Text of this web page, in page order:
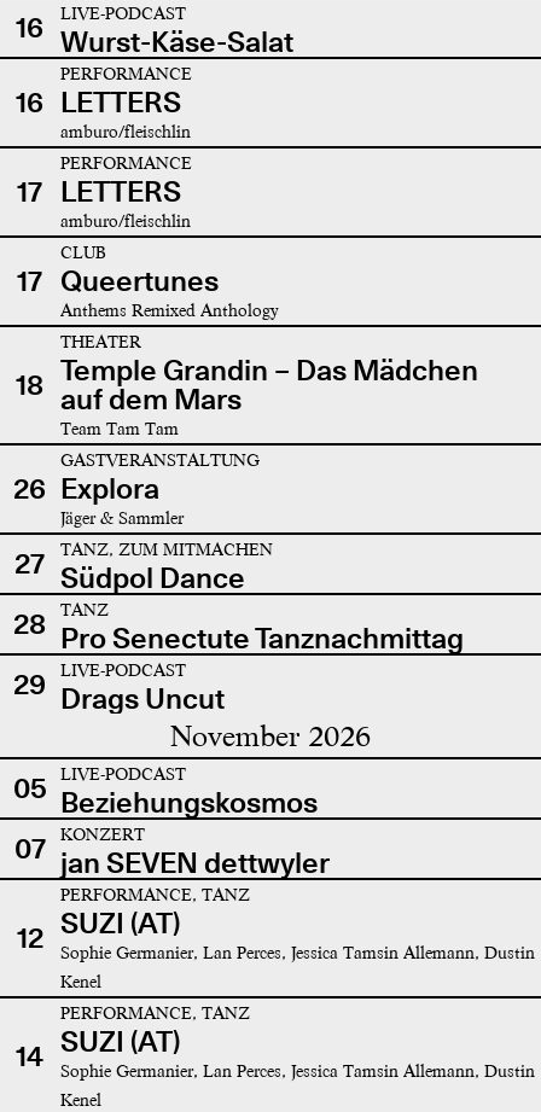
16 LIVE-PODCAST
Wurst-Käse-Salat
16
PERFORMANCE
LETTERS
amburo/fleischlin
17
PERFORMANCE
LETTERS
amburo/fleischlin
17
CLUB
Queertunes
Anthems Remixed Anthology
18
THEATER
Temple Grandin – Das Mädchen
auf dem Mars
Team Tam Tam
26
GASTVERANSTALTUNG
Explora
Jäger & Sammler
27 TANZ, ZUM MITMACHEN
Südpol Dance
28
TANZ
Pro Senectute Tanznachmittag
29
LIVE-PODCAST
Drags Uncut
November 2026
05 LIVE-PODCAST
Beziehungskosmos
07
KONZERT
jan SEVEN dettwyler
12
PERFORMANCE, TANZ
SUZI (AT)
Sophie Germanier, Lan Perces, Jessica Tamsin Allemann, Dustin
Kenel
14
PERFORMANCE, TANZ
SUZI (AT)
Sophie Germanier, Lan Perces, Jessica Tamsin Allemann, Dustin
Kenel